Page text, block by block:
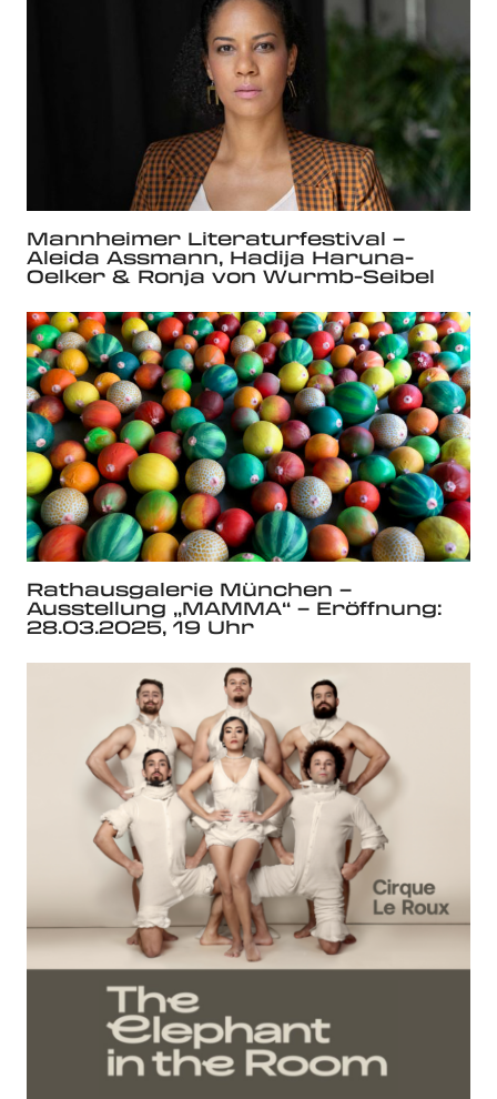
Mannheimer Literaturfestival –
Aleida Assmann, Hadija Haruna-
Oelker & Ronja von Wurmb-Seibel
Rathausgalerie München –
Ausstellung „MAMMA“ – Eröffnung:
28.03.2025, 19 Uhr